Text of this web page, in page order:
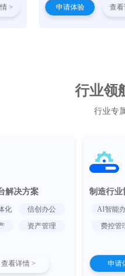
> 申请体验 查看
行业领
行业专
解决方案
化
信创办公
资产管理
查看详情 >
制造行业
AI智能
费控管
申请